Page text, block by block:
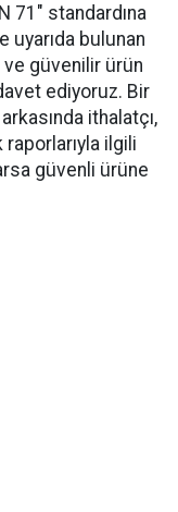
71" standardına
uyarıda bulunan
ve güvenilir ürün
ediyoruz. Bir
ithalatçı,
raporlarıyla ilgili
güvenli ürüne